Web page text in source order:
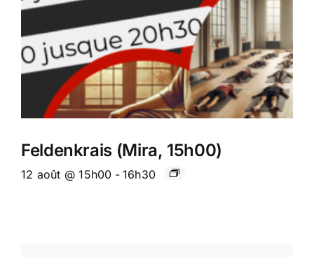
Feldenkrais (Mira, 15h00)
12 août @ 15h00 - 16h30